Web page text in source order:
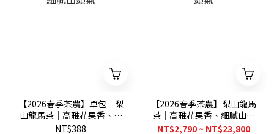
【2026春季茶農】單包－梨
山龍馬茶｜高雅花果香、細
膩山頭氣
NT$388
【2026春季茶農】梨山龍馬
茶｜高雅花果香、細膩山頭
氣
NT$2,790 ~ NT$23,800